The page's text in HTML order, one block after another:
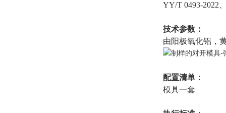
YY/T 0493-2022
技术参数：
由阳极氧化铝，
配置清单：
模具一套